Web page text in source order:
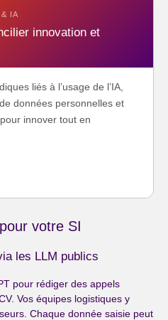
& IA
innovation et
liés à l’usage de l’IA,
données personnelles et
innover tout en
votre SI
les LLM publics
pour rédiger des appels
Vos équipes logistiques y
Chaque donnée saisie peut